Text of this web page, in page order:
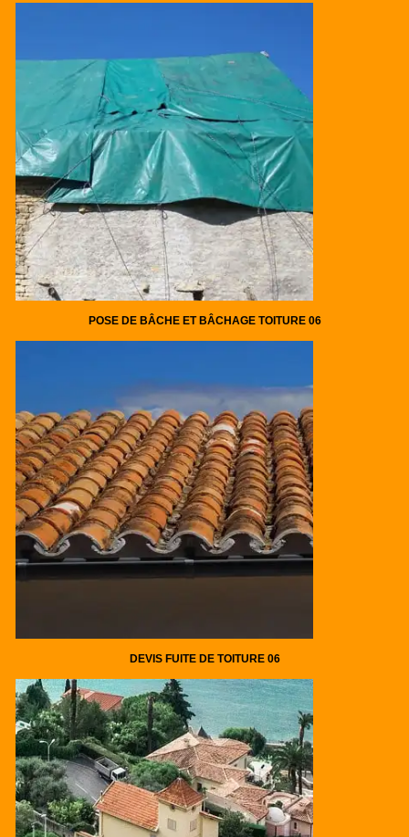
POSE DE BÂCHE ET BÂCHAGE TOITURE 06
DEVIS FUITE DE TOITURE 06